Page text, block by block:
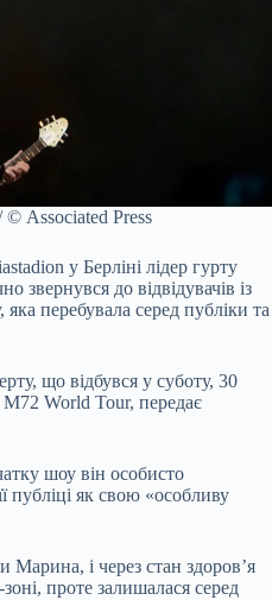
Associated Press
у Берліні лідер гурту
звернувся до відвідувачів із
перебувала серед публіки та
що відбувся у суботу, 30
M72 World Tour, передає
шоу він особисто
публіці як свою «особливу
Марина, і через стан здоров’я
проте залишалася серед